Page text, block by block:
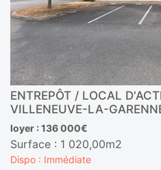
ENTREPÔT / LOCAL
VILLENEUVE-LA-
loyer : 136 000€
Surface : 1 020,00m2
Dispo : Immédiate